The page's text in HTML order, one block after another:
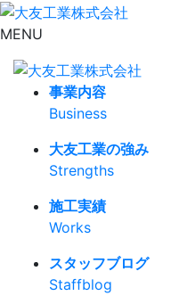
MENU
事業内容
Business
大友工業の強み
Strengths
施工実績
Works
スタッフブログ
Staffblog